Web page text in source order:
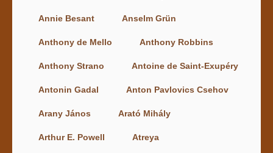
Annie Besant Anselm Grün
Anthony de Mello Anthony Robbins
Anthony Strano Antoine de Saint-Exupéry
Antonin Gadal Anton Pavlovics Csehov
Arany János Arató Mihály
Arthur E. Powell Atreya